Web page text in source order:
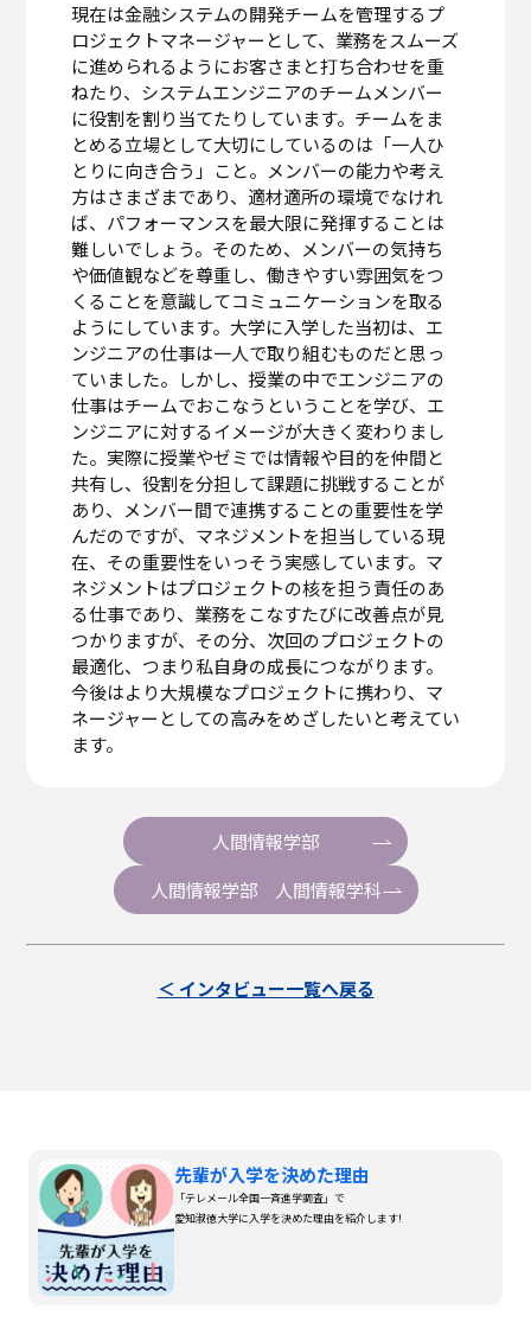
現在は金融システムの開発チームを管理するプ
ロジェクトマネージャーとして、業務をスムーズ
に進められるようにお客さまと打ち合わせを重
ねたり、システムエンジニアのチームメンバー
に役割を割り当てたりしています。チームをま
とめる立場として大切にしているのは「一人ひ
とりに向き合う」こと。メンバーの能力や考え
方はさまざまであり、適材適所の環境でなけれ
ば、パフォーマンスを最大限に発揮することは
難しいでしょう。そのため、メンバーの気持ち
や価値観などを尊重し、働きやすい雰囲気をつ
くることを意識してコミュニケーションを取る
ようにしています。大学に入学した当初は、エ
ンジニアの仕事は一人で取り組むものだと思っ
ていました。しかし、授業の中でエンジニアの
仕事はチームでおこなうということを学び、エ
ンジニアに対するイメージが大きく変わりまし
た。実際に授業やゼミでは情報や目的を仲間と
共有し、役割を分担して課題に挑戦することが
あり、メンバー間で連携することの重要性を学
んだのですが、マネジメントを担当している現
在、その重要性をいっそう実感しています。マ
ネジメントはプロジェクトの核を担う責任のあ
る仕事であり、業務をこなすたびに改善点が見
つかりますが、その分、次回のプロジェクトの
最適化、つまり私自身の成長につながります。
今後はより大規模なプロジェクトに携わり、マ
ネージャーとしての高みをめざしたいと考えてい
ます。
人間情報学部
人間情報学部 人間情報学科
＜ インタビュー一覧へ戻る
先輩が入学を決めた理由
「テレメール全国一斉進学調査」で
愛知淑徳大学に入学を決めた理由を紹介します!